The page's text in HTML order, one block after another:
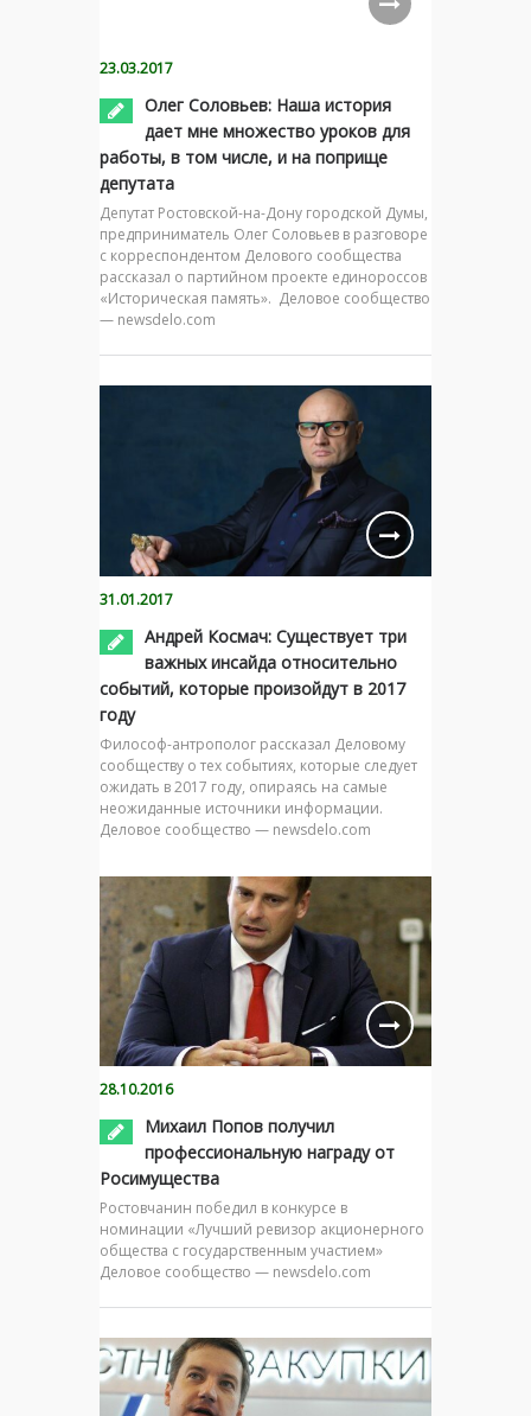
23.03.2017
Олег Соловьев: Наша история
дает мне множество уроков для
работы, в том числе, и на поприще
депутата
Депутат Ростовской-на-Дону городской Думы,
предприниматель Олег Соловьев в разговоре
с корреспондентом Делового сообщества
рассказал о партийном проекте единороссов
«Историческая память». Деловое сообщество
— newsdelo.com
31.01.2017
Андрей Космач: Существует три
важных инсайда относительно
событий, которые произойдут в 2017
году
Философ-антрополог рассказал Деловому
сообществу о тех событиях, которые следует
ожидать в 2017 году, опираясь на самые
неожиданные источники информации.
Деловое сообщество — newsdelo.com
28.10.2016
Михаил Попов получил
профессиональную награду от
Росимущества
Ростовчанин победил в конкурсе в
номинации «Лучший ревизор акционерного
общества с государственным участием»
Деловое сообщество — newsdelo.com